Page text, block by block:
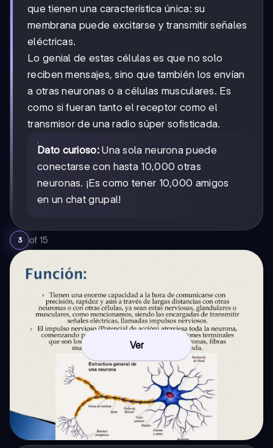
que tienen una característica única: su
membrana puede excitarse y transmitir señales
eléctricas.
Lo genial de estas células es que no solo
reciben mensajes, sino que también los envían
a otras neuronas o a células musculares. Es
como si fueran tanto el receptor como el
transmisor de una radio súper sofisticada.
Dato curioso:Una sola neurona puede
conectarse con hasta 10,000 otras
neuronas. ¡Es como tener 10,000 amigos
en un chat grupal!
3 of 15
Ver